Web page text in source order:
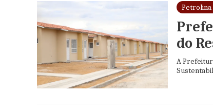
Petrolina
do
A